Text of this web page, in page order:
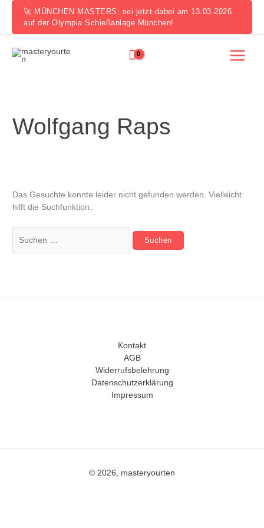
springen
🚀 MÜNCHEN MASTERS: sei jetzt dabei am 13.03.2026
auf der Olympia Schießanlage München!
Wolfgang Raps
Das Gesuchte konnte leider nicht gefunden werden. Vielleicht
hilft die Suchfunktion.
Kontakt
AGB
Widerrufsbelehrung
Datenschutzerklärung
Impressum
© 2026, masteryourten